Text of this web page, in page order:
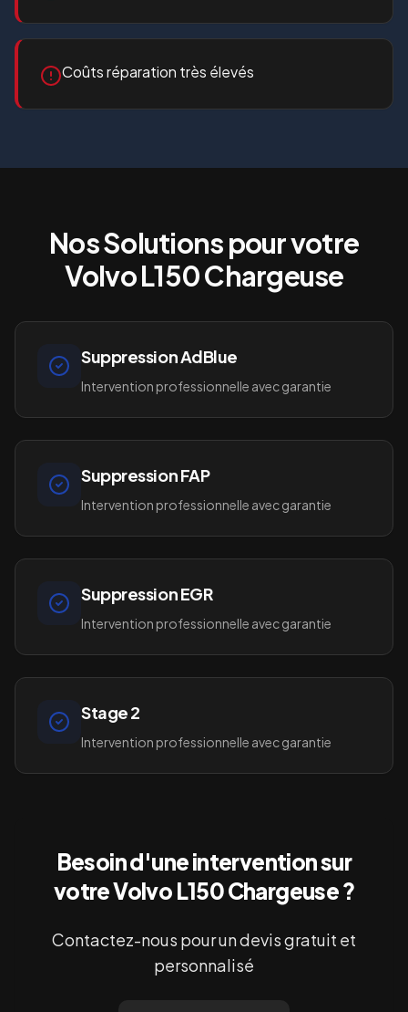
Coûts réparation très élevés
Nos Solutions pour votre
Volvo L150 Chargeuse
Suppression AdBlue
Intervention professionnelle avec garantie
Suppression FAP
Intervention professionnelle avec garantie
Suppression EGR
Intervention professionnelle avec garantie
Stage 2
Intervention professionnelle avec garantie
Besoin d'une intervention sur
votreVolvo L150 Chargeuse?
Contactez-nous pour un devis gratuit et
personnalisé